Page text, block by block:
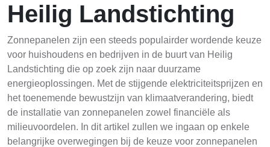
Heilig Landstichting
Zonnepanelen zijn een steeds populairder wordende keuze
voor huishoudens en bedrijven in de buurt van Heilig
Landstichting die op zoek zijn naar duurzame
energieoplossingen. Met de stijgende elektriciteitsprijzen en
het toenemende bewustzijn van klimaatverandering, biedt
de installatie van zonnepanelen zowel financiële als
milieuvoordelen. In dit artikel zullen we ingaan op enkele
belangrijke overwegingen bij de keuze voor zonnepanelen